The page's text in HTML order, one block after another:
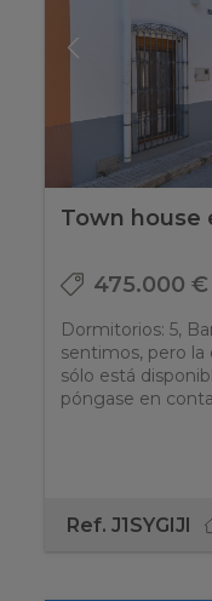
Town house
475.000 €
Dormitorios: 5,
sentimos, pero
sólo está
póngase en
Ref. J1SYGIJI